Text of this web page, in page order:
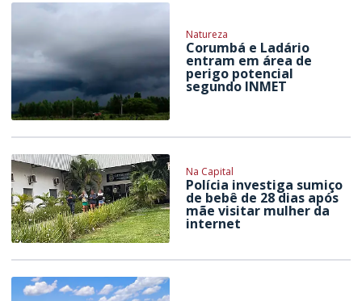
Natureza
Corumbá e Ladário
entram em área de
perigo potencial
segundo INMET
Na Capital
Polícia investiga sumiço
de bebê de 28 dias após
mãe visitar mulher da
internet